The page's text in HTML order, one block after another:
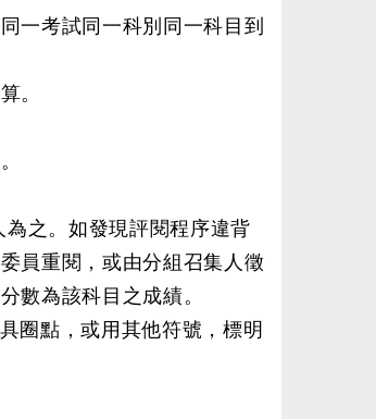
一考試同一科別同一科目到
。
之。如發現評閱程序違背
員重閱，或由分組召集人徵
數為該科目之成績。
圈點，或用其他符號，標明